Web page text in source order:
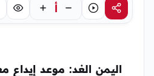
مشاركةاستماع أ تركيز
اليمن الغد: موعد